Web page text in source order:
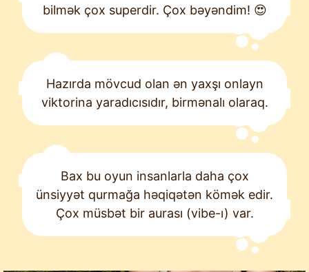
bilmək çox superdir. Çox bəyəndim! 😍
Hazırda mövcud olan ən yaxşı onlayn
viktorina yaradıcısıdır, birmənalı olaraq.
Bax bu oyun insanlarla daha çox
ünsiyyət qurmağa həqiqətən kömək edir.
Çox müsbət bir aurası (vibe-ı) var.